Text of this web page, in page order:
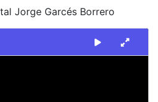
Jorge Garcés Borrero